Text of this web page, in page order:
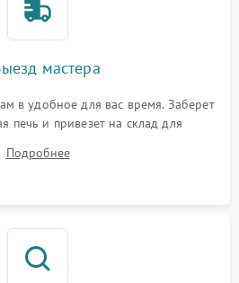
мастера
в удобное для вас время. Заберет
печь и привезет на склад для
Подробнее